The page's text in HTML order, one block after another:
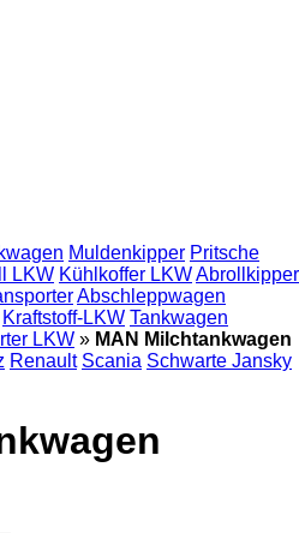
Muldenkipper Pritsche
LKW Kühlkoffer LKWAbrollkipper
Abschleppwagen
Kraftstoff-LKW Tankwagen
LKW » MAN Milchtankwagen
Renault Scania Schwarte Jansky